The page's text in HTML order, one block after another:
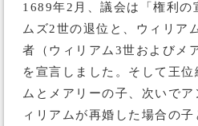
1689年2月、議会は「権利の
ムズ2世の退位と、ウィリア
者（ウィリアム3世およびメ
を宣言しました。そして王
ムとメアリーの子、次いで
ィリアムが再婚した場合の子